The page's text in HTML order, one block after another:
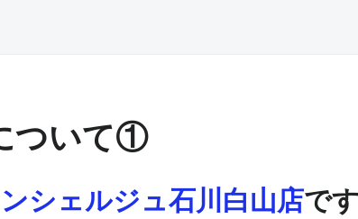
ついて①
シェルジュ石川白山店で